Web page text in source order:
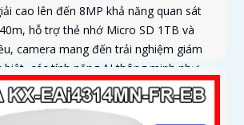
cao lên đến 8MP khả năng quan sát
hỗ trợ thẻ nhớ Micro SD 1TB và
camera mang đến trải nghiệm giám
các tính năng AI thông minh như
và đếm người giúp nâng cao hiệu quả
cho mọi không gian trong nhà